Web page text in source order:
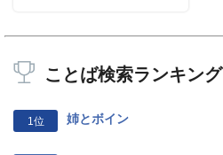
ことば検索ランキング
1位 姉とボイン